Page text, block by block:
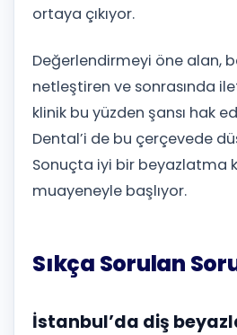
ortaya çıkıyor.
Değerlendirmeyi öne alan,
netleştiren ve sonrasında
klinik bu yüzden şansı hak
Dental’i de bu çerçevede
Sonuçta iyi bir beyazlatma
muayeneyle başlıyor.
Sıkça Sorulan
İstanbul’da diş